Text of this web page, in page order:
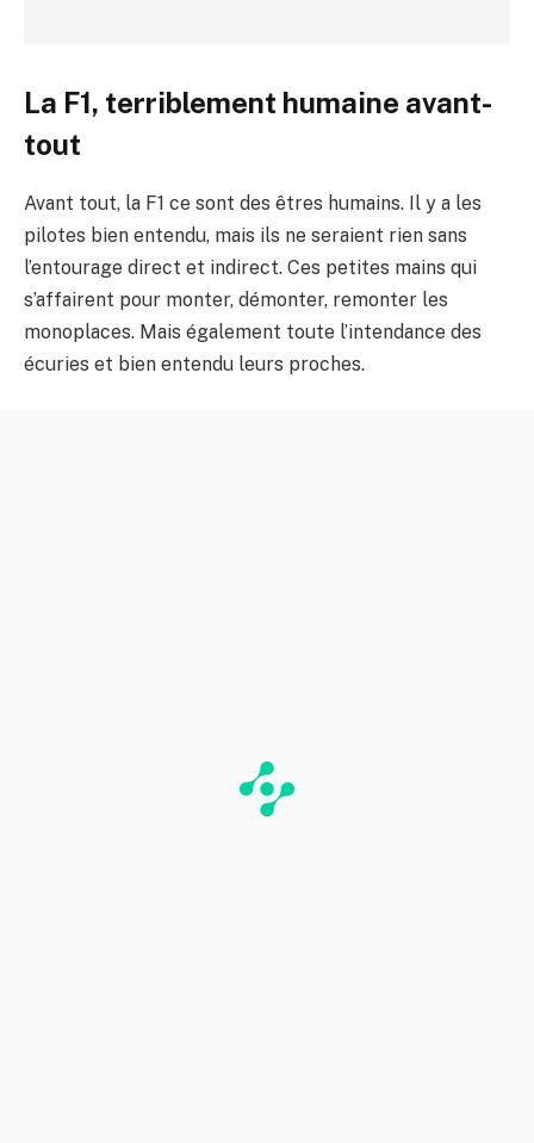
La F1, terriblement humaine avant-
tout
Avant tout, la F1 ce sont des êtres humains. Il y a les
pilotes bien entendu, mais ils ne seraient rien sans
l’entourage direct et indirect. Ces petites mains qui
s’affairent pour monter, démonter, remonter les
monoplaces. Mais également toute l’intendance des
écuries et bien entendu leurs proches.